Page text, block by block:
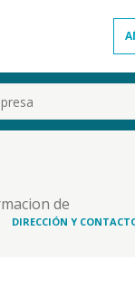
de
DIRECCIÓN Y